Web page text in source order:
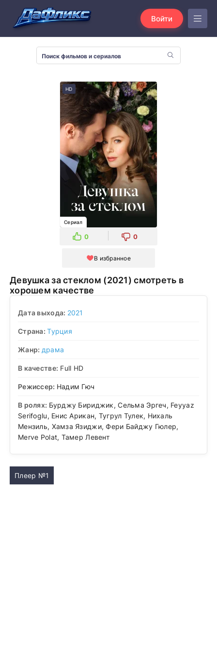
Войти
HD
Сериал
0 0
В избранное
Девушка за стеклом (2021) смотреть в
хорошем качестве
Дата выхода: 2021
Страна:Турция
Жанр: драма
В качестве: Full HD
Режиссер: Надим Гюч
В ролях: Бурджу Бириджик, Сельма Эргеч, Feyyaz
Serifoglu, Енис Арикан, Тугрул Тулек, Нихаль
Мензиль, Хамза Язиджи, Фери Байджу Гюлер,
Merve Polat, Тамер Левент
Плеер №1